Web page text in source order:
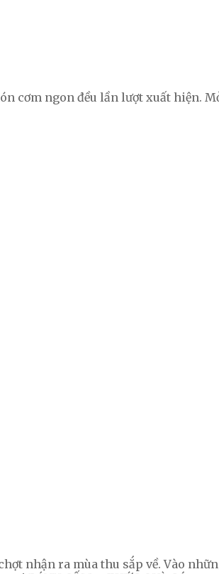
cơm ngon đều lần lượt xuất hiện.
nhận ra mùa thu sắp về. Vào